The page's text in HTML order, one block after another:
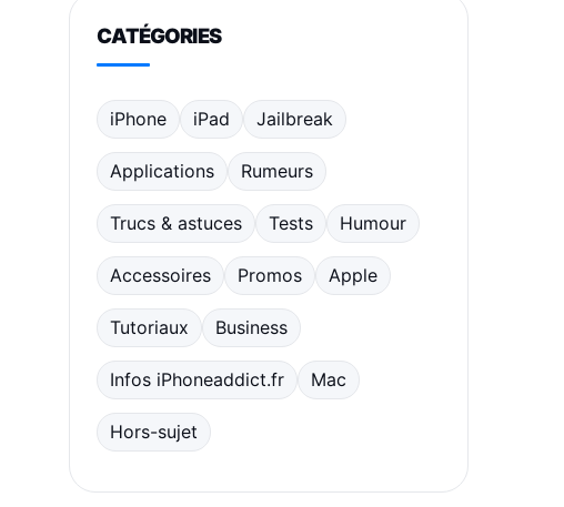
CATÉGORIES
iPhone iPad Jailbreak
Applications Rumeurs
Trucs & astuces Tests Humour
Accessoires Promos Apple
Tutoriaux Business
Infos iPhoneaddict.fr Mac
Hors-sujet